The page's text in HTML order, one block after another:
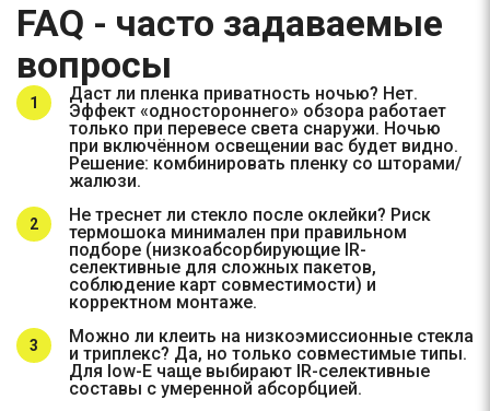
FAQ - часто задаваемые
вопросы
Даст ли пленка приватность ночью? Нет.
Эффект «одностороннего» обзора работает
только при перевесе света снаружи. Ночью
при включённом освещении вас будет видно.
Решение: комбинировать пленку со шторами/
жалюзи.
Не треснет ли стекло после оклейки? Риск
термошока минимален при правильном
подборе (низкоабсорбирующие IR-
селективные для сложных пакетов,
соблюдение карт совместимости) и
корректном монтаже.
Можно ли клеить на низкоэмиссионные стекла
и триплекс? Да, но только совместимые типы.
Для low-E чаще выбирают IR-селективные
составы с умеренной абсорбцией.